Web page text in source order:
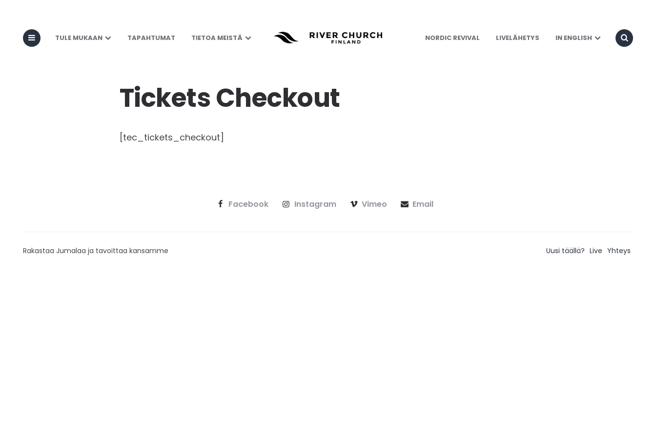
TULE MUKAAN TAPAHTUMAT TIETOA MEISTÄ NORDIC REVIVAL LIVELÄHETYS IN ENGLISH
Tickets Checkout
[tec_tickets_checkout]
Facebook Instagram Vimeo Email
Rakastaa Jumalaa ja tavoittaa kansamme Uusi täällä? Live Yhteys